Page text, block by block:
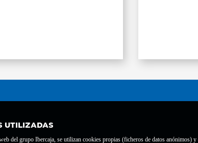
UTILIZADAS
del grupo Ibercaja, se utilizan cookies propias (ficheros de datos anónimos)